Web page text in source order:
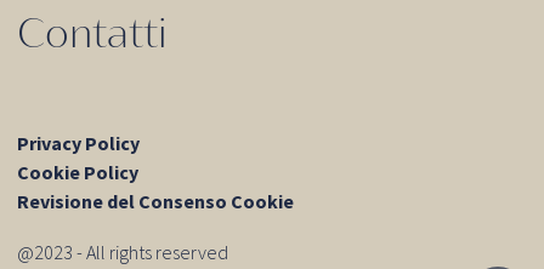
Contatti
Privacy Policy
Cookie Policy
Revisione del Consenso Cookie
@2023 - All rights reserved